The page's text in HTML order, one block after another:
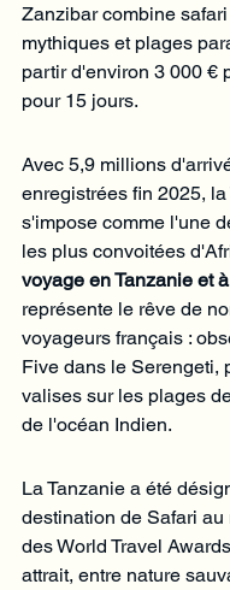
Zanzibar combine
mythiques et plages
partir d'environ 3 000 €
pour 15 jours.
Avec 5,9 millions
enregistrées fin 2025,
s'impose comme l'une
les plus convoitées
voyage en Tanzanie et
représente le rêve de
voyageurs français :
Five dans le Serengeti,
valises sur les plages
de l'océan Indien.
La Tanzanie a été
destination de Safari au
des World Travel
attrait, entre nature